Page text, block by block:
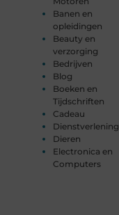
Banen en
opleidingen
Beauty en
verzorging
Bedrijven
Blog
Boeken en
Tijdschriften
Cadeau
Dienstverlening
Dieren
Electronica en
Computers